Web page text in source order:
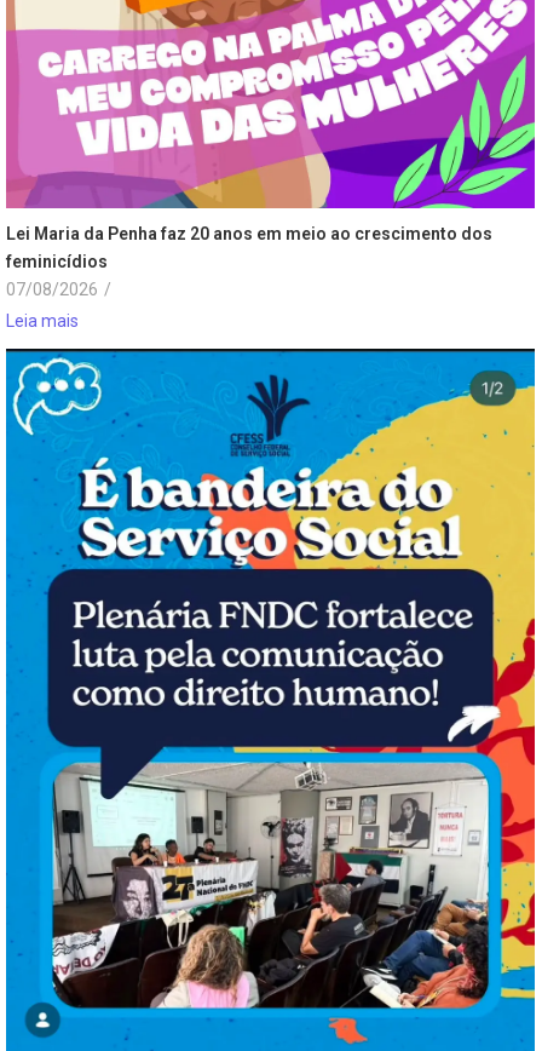
Lei Maria da Penha faz 20 anos em meio ao crescimento dos
feminicídios
07/08/2026 /
Leia mais